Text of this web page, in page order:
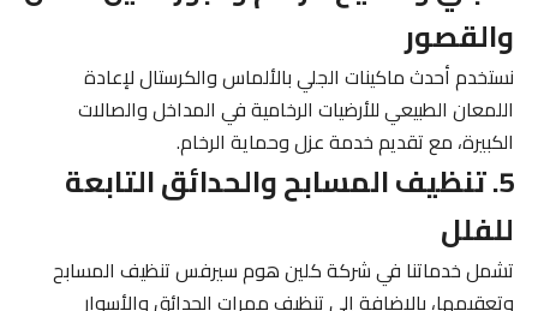
والقصور
نستخدم أحدث ماكينات الجلي بالألماس والكرستال لإعادة
اللمعان الطبيعي للأرضيات الرخامية في المداخل والصالات
الكبيرة، مع تقديم خدمة عزل وحماية الرخام.
5. تنظيف المسابح والحدائق التابعة
للفلل
تشمل خدماتنا في شركة كلين هوم سيرفس تنظيف المسابح
وتعقيمها، بالإضافة إلى تنظيف ممرات الحدائق والأسوار